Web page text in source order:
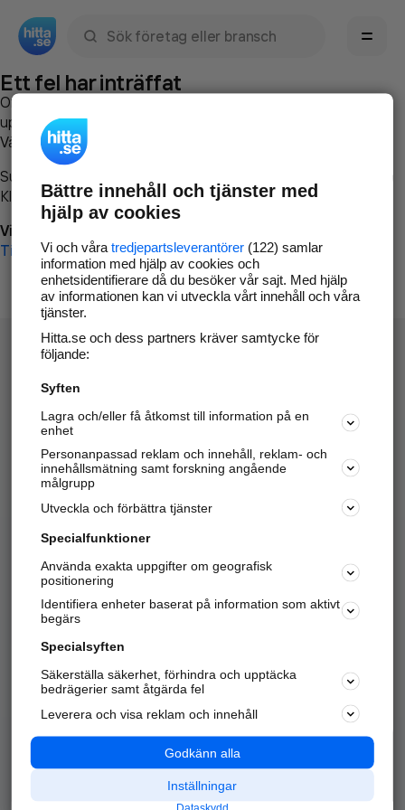
Ett fel har inträffat
Om du vill kan du
uppstod så att vi lättare och snabbare kan avhjälpa det.
Vänligen försök med följande:
Surfa till
Klicka påTillbaka-knappen i webbläsaren och försök igen
Vi beklagar besväret!
Till startsidan
Hitta.se - Gratis nummerupplysning.
Sök företag, personer och platser.
Hitta telefonnummer, adresser, företagsinfo mm.
Marknadsför företaget
Kom igång och annonsera mot
samarbetspartners nära dig.
Alla kategorier
Populära sökningar
API & Kartor
Annonsera
Integritet
Nödnummer
Bättre innehåll och tjänster med
hjälp av cookies
Vi och våra tredjepartsleverantörer(122) samlar
information med hjälp av cookies och
enhetsidentifierare då du besöker vår sajt. Med hjälp
av informationen kan vi utveckla vårt innehåll och våra
tjänster.
Hitta.se och dess partners kräver samtycke för
följande:
Syften
Lagra och/eller få åtkomst till information på en
enhet
Personanpassad reklam och innehåll, reklam- och
innehållsmätning samt forskning angående
målgrupp
Utveckla och förbättra tjänster
Specialfunktioner
Använda exakta uppgifter om geografisk
positionering
Identifiera enheter baserat på information som aktivt
begärs
Specialsyften
Säkerställa säkerhet, förhindra och upptäcka
bedrägerier samt åtgärda fel
Leverera och visa reklam och innehåll
Godkänn alla
Inställningar
Dataskydd